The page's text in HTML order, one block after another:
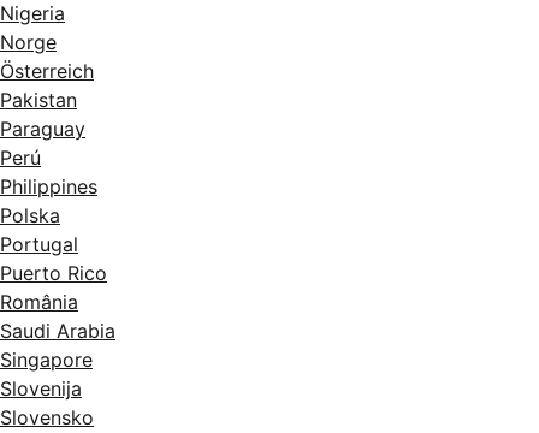
Nigeria
Norge
Österreich
Pakistan
Paraguay
Perú
Philippines
Polska
Portugal
Puerto Rico
România
Saudi Arabia
Singapore
Slovenija
Slovensko